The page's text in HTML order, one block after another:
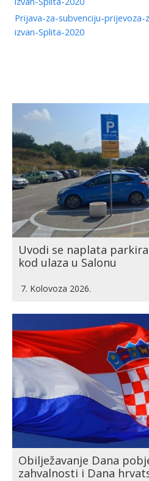
Prijava-za-subvenciju-
izvan-Splita-2020
Uvodi se naplata
kod ulaza u Salonu
7. Kolovoza 2026.
Obilježavanje Dana
zahvalnosti i Dana